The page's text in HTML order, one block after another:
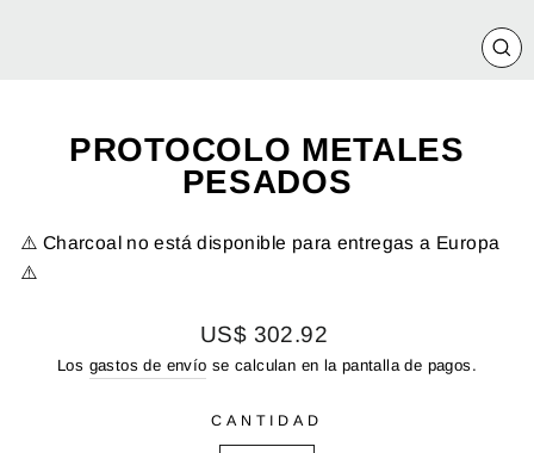
PROTOCOLO METALES
PESADOS
⚠️ Charcoal no está disponible para entregas a Europa
⚠️
Precio
habitual
US$ 302.92
Los gastos de envío se calculan en la pantalla de pagos.
CANTIDAD